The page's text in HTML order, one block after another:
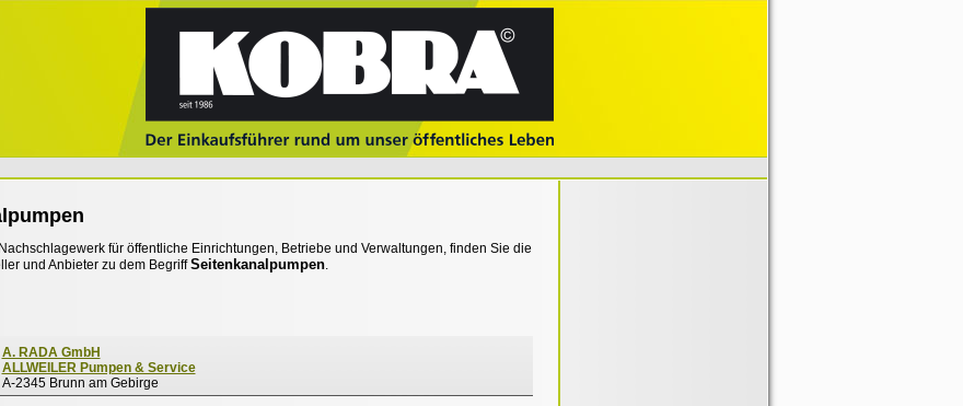
für öffentliche Einrichtungen, Betriebe und Verwaltungen, finden Sie die
und Anbieter zu dem BegriffSeitenkanalpumpen.
A. RADA GmbH
ALLWEILER Pumpen & Service
A-2345 Brunn am Gebirge